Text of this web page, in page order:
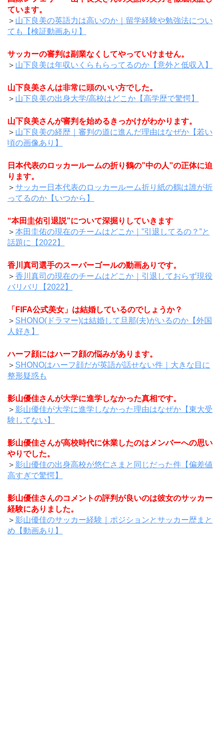
ています。
＞ 山下良美の英語力は高いのか｜留学経験や勉強法につい
ても【検証動画あり】
サッカーの審判は副業なくしてやっていけません。
＞ 山下良美は年収いくらもらってるのか【意外と低収入】
山下良美さんは非常に頭のいい方でした。
＞ 山下良美の出身大学/高校はどこか【高学歴で驚愕】
山下良美さんが審判を始めるきっかけがわかります。
＞ 山下良美の経歴｜審判の道に進んだ理由はなぜか【若い
頃の画像あり】
日本代表のロッカールームの折り鶴の”中の人”の正体に迫
ります。
＞ サッカー日本代表のロッカールーム折り紙の鶴は誰が折
ってるのか【いつから】
“本田圭佑引退説”について深掘りしていきます
＞ 本田圭佑の現在のチームはどこか｜”引退してるの？”と
話題に【2022】
香川真司選手のスーパーゴールの動画ありです。
＞ 香川真司の現在のチームはどこか｜引退しておらず現役
バリバリ【2022】
「FIFA公式美女」は結婚しているのでしょうか？
＞ SHONO(ドラマー)は結婚して旦那(夫)がいるのか【外国
人好き】
ハーフ顔にはハーフ顔の悩みがあります。
＞ SHONOはハーフ顔だが英語が話せない件｜大きな目に
整形疑惑も
影山優佳さんが大学に進学しなかった真相です。
＞ 影山優佳が大学に進学しなかった理由はなぜか【東大受
験してない】
影山優佳さんが高校時代に休業したのはメンバーへの思い
やりでした。
＞ 影山優佳の出身高校が悠仁さまと同じだった件【偏差値
高すぎで驚愕】
影山優佳さんのコメントの評判が良いのは彼女のサッカー
経験にありました。
＞ 影山優佳のサッカー経験｜ポジションとサッカー歴まと
め【動画あり】